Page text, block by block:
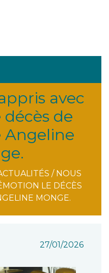
avec
de
Angeline
/ NOUS
LE DÉCÈS
MONGE.
27/01/2026